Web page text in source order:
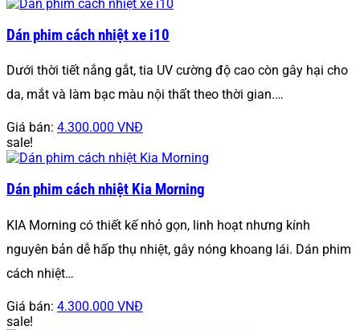
Dán phim cách nhiệt xe i10
Dưới thời tiết nắng gắt, tia UV cường độ cao còn gây hại cho
da, mắt và làm bạc màu nội thất theo thời gian.…
Giá bán: 4.300.000 VNĐ
sale!
Dán phim cách nhiệt Kia Morning
KIA Morning có thiết kế nhỏ gọn, linh hoạt nhưng kính
nguyên bản dễ hấp thụ nhiệt, gây nóng khoang lái. Dán phim
cách nhiệt…
Giá bán: 4.300.000 VNĐ
sale!